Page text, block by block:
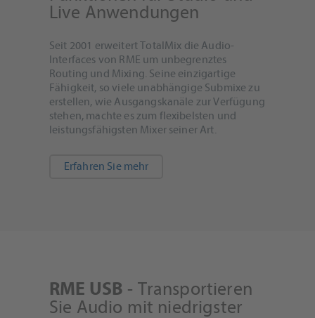
Live Anwendungen
Seit 2001 erweitert TotalMix die Audio-
Interfaces von RME um unbegrenztes
Routing und Mixing. Seine einzigartige
Fähigkeit, so viele unabhängige Submixe zu
erstellen, wie Ausgangskanäle zur Verfügung
stehen, machte es zum flexibelsten und
leistungsfähigsten Mixer seiner Art.
Erfahren Sie mehr
RME USB - Transportieren
Sie Audio mit niedrigster